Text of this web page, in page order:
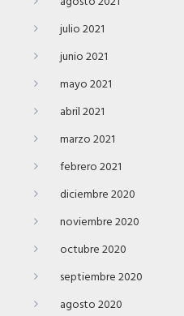
julio 2021
junio 2021
mayo 2021
abril 2021
marzo 2021
febrero 2021
diciembre 2020
noviembre 2020
octubre 2020
septiembre 2020
agosto 2020